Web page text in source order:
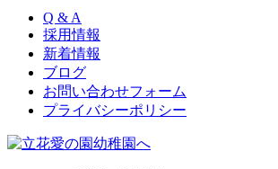
Q & A
採用情報
新着情報
ブログ
お問い合わせフォーム
プライバシーポリシー